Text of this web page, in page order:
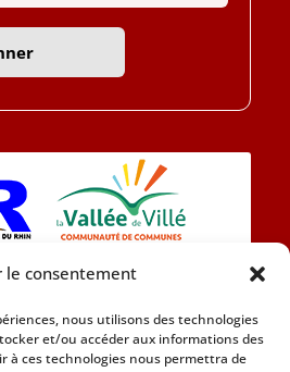
le consentement
nous utilisons des technologies
et/ou accéder aux informations des
à ces technologies nous permettra de
et d’une section théâtre